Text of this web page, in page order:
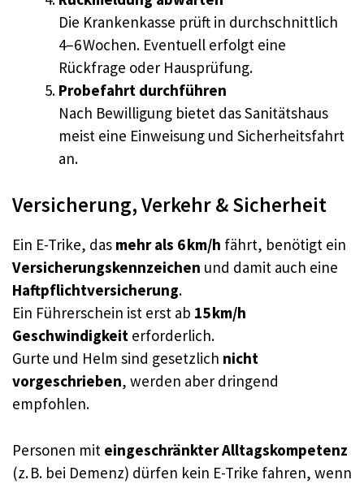
Die Krankenkasse prüft in durchschnittlich
4–6 Wochen. Eventuell erfolgt eine
Rückfrage oder Hausprüfung.
Probefahrt durchführen
Nach Bewilligung bietet das Sanitätshaus
meist eine Einweisung und Sicherheitsfahrt
an.
Versicherung, Verkehr & Sicherheit
Ein E-Trike, das mehr als 6 km/h fährt, benötigt ein
Versicherungskennzeichen und damit auch eine
Haftpflichtversicherung.
Ein Führerschein ist erst ab 15 km/h
Geschwindigkeit erforderlich.
Gurte und Helm sind gesetzlich nicht
vorgeschrieben, werden aber dringend
empfohlen.
Personen mit eingeschränkter Alltagskompetenz
(z. B. bei Demenz) dürfen kein E-Trike fahren, wenn